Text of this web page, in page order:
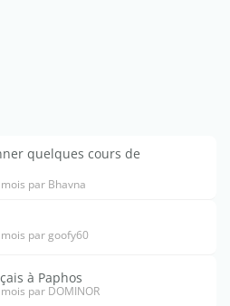
quelques cours de
par Bhavna
par goofy60
à Paphos
par DOMINOR